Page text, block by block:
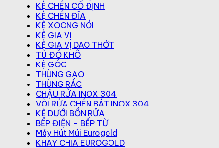
KỆ CHÉN CỐ ĐỊNH
KỆ CHÉN ĐĨA
KỆ XOONG NỒI
KỆ GIA VỊ
KỆ GIA VỊ DAO THỚT
TỦ ĐỒ KHÔ
KỆ GÓC
THÙNG GẠO
THÙNG RÁC
CHẬU RỬA INOX 304
VÒI RỬA CHÉN BÁT INOX 304
KỆ DƯỚI BỒN RỬA
BẾP ĐIỆN – BẾP TỪ
Máy Hút Múi Eurogold
KHAY CHIA EUROGOLD